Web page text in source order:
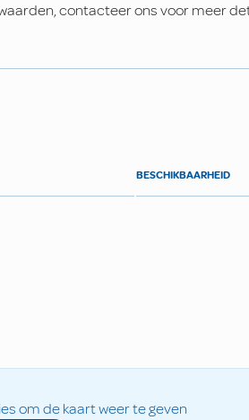
contacteer ons voor meer
BESCHIKBAARHEID
om de kaart weer te geven